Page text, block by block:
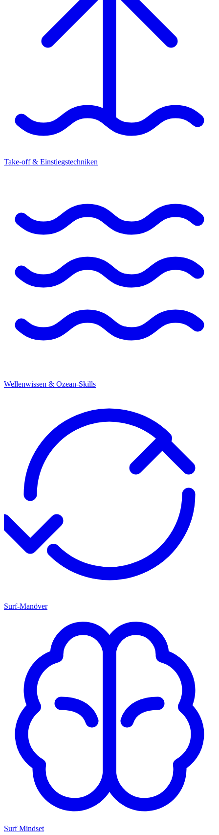
Take-off & Einstiegstechniken
Wellenwissen & Ozean-Skills
Surf-Manöver
Surf Mindset